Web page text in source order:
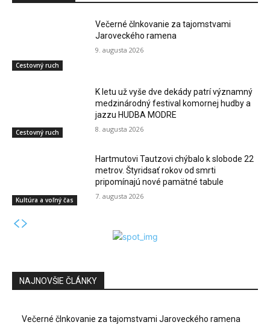
Cestovný ruch
Večerné člnkovanie za tajomstvami
Jaroveckého ramena
9. augusta 2026
Cestovný ruch
K letu už vyše dve dekády patrí významný
medzinárodný festival komornej hudby a
jazzu HUDBA MODRE
8. augusta 2026
Kultúra a voľný čas
Hartmutovi Tautzovi chýbalo k slobode 22
metrov. Štyridsať rokov od smrti
pripomínajú nové pamätné tabule
7. augusta 2026
NAJNOVŠIE ČLÁNKY
Večerné člnkovanie za tajomstvami Jaroveckého ramena